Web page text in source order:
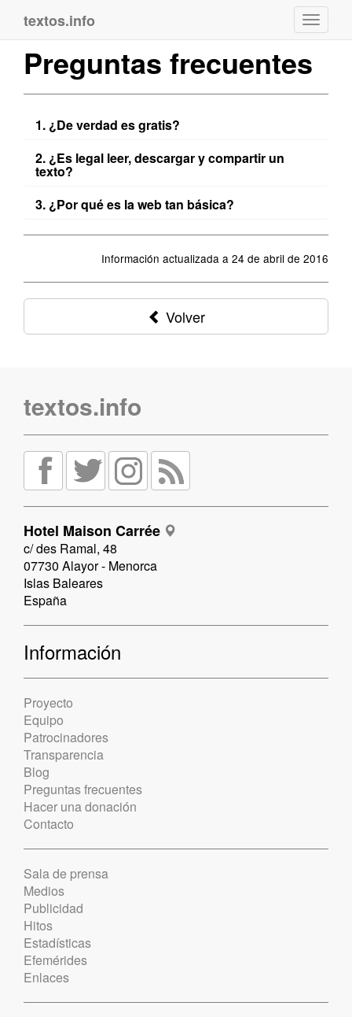
textos.info
Preguntas frecuentes
¿De verdad es gratis?
¿Es legal leer, descargar y compartir un
texto?
¿Por qué es la web tan básica?
Información actualizada a 24 de abril de 2016
Volver
textos.info
Hotel Maison Carrée
c/ des Ramal, 48
07730 Alayor - Menorca
Islas Baleares
España
Información
Proyecto
Equipo
Patrocinadores
Transparencia
Blog
Preguntas frecuentes
Hacer una donación
Contacto
Sala de prensa
Medios
Publicidad
Hitos
Estadísticas
Efemérides
Enlaces